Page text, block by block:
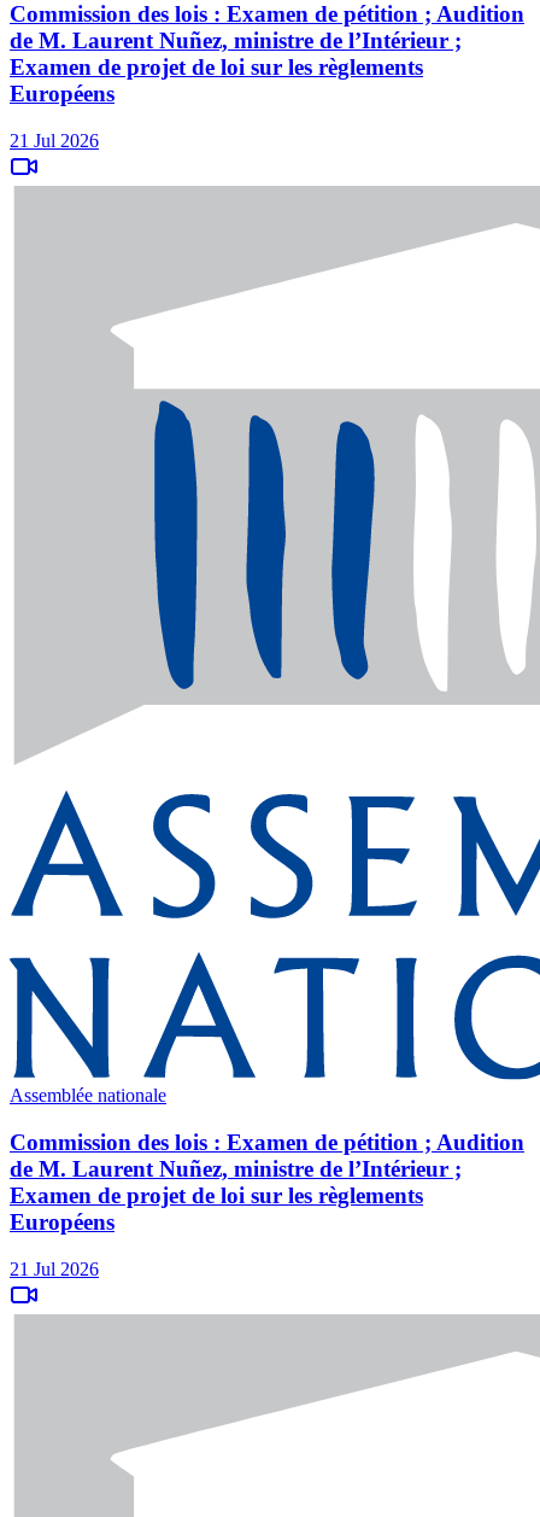
Commission des lois : Examen de pétition ; Audition
de M. Laurent Nuñez, ministre de l’Intérieur ;
Examen de projet de loi sur les règlements
Européens
21 Jul 2026
Assemblée nationale
Commission des lois : Examen de pétition ; Audition
de M. Laurent Nuñez, ministre de l’Intérieur ;
Examen de projet de loi sur les règlements
Européens
21 Jul 2026